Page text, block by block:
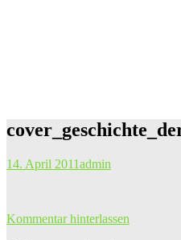
14. April 2011admin
Kommentar hinterlassen